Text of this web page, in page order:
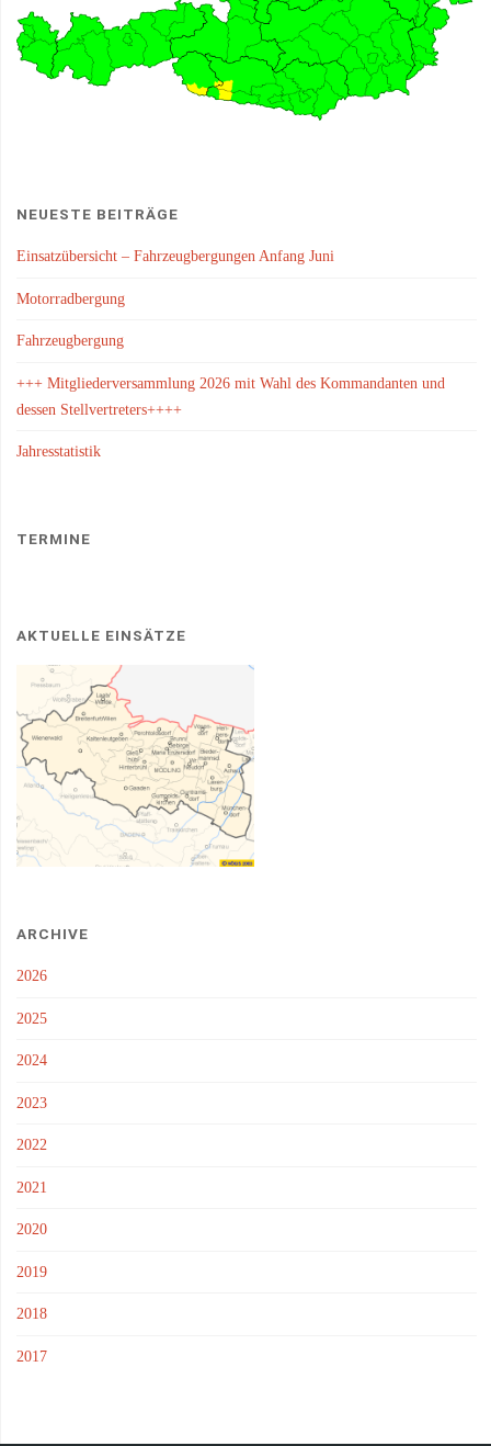
NEUESTE BEITRÄGE
Einsatzübersicht – Fahrzeugbergungen Anfang Juni
Motorradbergung
Fahrzeugbergung
+++ Mitgliederversammlung 2026 mit Wahl des Kommandanten und
dessen Stellvertreters++++
Jahresstatistik
TERMINE
AKTUELLE EINSÄTZE
ARCHIVE
2026
2025
2024
2023
2022
2021
2020
2019
2018
2017